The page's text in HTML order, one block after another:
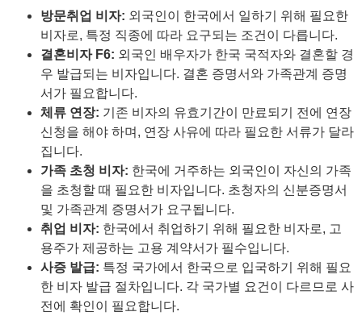
방문취업 비자: 외국인이 한국에서 일하기 위해 필요한
비자로, 특정 직종에 따라 요구되는 조건이 다릅니다.
결혼비자 F6: 외국인 배우자가 한국 국적자와 결혼할 경
우 발급되는 비자입니다. 결혼 증명서와 가족관계 증명
서가 필요합니다.
체류 연장: 기존 비자의 유효기간이 만료되기 전에 연장
신청을 해야 하며, 연장 사유에 따라 필요한 서류가 달라
집니다.
가족 초청 비자: 한국에 거주하는 외국인이 자신의 가족
을 초청할 때 필요한 비자입니다. 초청자의 신분증명서
및 가족관계 증명서가 요구됩니다.
취업 비자: 한국에서 취업하기 위해 필요한 비자로, 고
용주가 제공하는 고용 계약서가 필수입니다.
사증 발급: 특정 국가에서 한국으로 입국하기 위해 필요
한 비자 발급 절차입니다. 각 국가별 요건이 다르므로 사
전에 확인이 필요합니다.